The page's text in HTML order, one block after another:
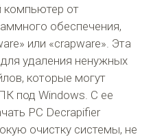
компьютер от
обеспечения,
или «crapware». Эта
удаления ненужных
которые могут
под Windows. С ее
PC Decrapifier
очистку системы, не